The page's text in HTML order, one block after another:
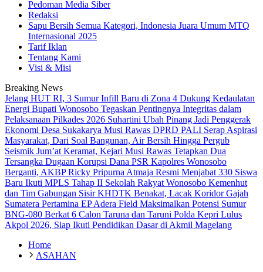
Pedoman Media Siber
Redaksi
Sapu Bersih Semua Kategori, Indonesia Juara Umum MTQ
Internasional 2025
Tarif Iklan
Tentang Kami
Visi & Misi
Breaking News
Jelang HUT RI, 3 Sumur Infill Baru di Zona 4 Dukung Kedaulatan
Energi Bupati Wonosobo Tegaskan Pentingnya Integritas dalam
Pelaksanaan Pilkades 2026 Suhartini Ubah Pinang Jadi Penggerak
Ekonomi Desa Sukakarya Musi Rawas DPRD PALI Serap Aspirasi
Masyarakat, Dari Soal Bangunan, Air Bersih Hingga Pergub
Seismik Jum’at Keramat, Kejari Musi Rawas Tetapkan Dua
Tersangka Dugaan Korupsi Dana PSR Kapolres Wonosobo
Berganti, AKBP Ricky Pripurna Atmaja Resmi Menjabat 330 Siswa
Baru Ikuti MPLS Tahap II Sekolah Rakyat Wonosobo Kemenhut
dan Tim Gabungan Sisir KHDTK Benakat, Lacak Koridor Gajah
Sumatera Pertamina EP Adera Field Maksimalkan Potensi Sumur
BNG-080 Berkat 6 Calon Taruna dan Taruni Polda Kepri Lulus
Akpol 2026, Siap Ikuti Pendidikan Dasar di Akmil Magelang
Home
ASAHAN